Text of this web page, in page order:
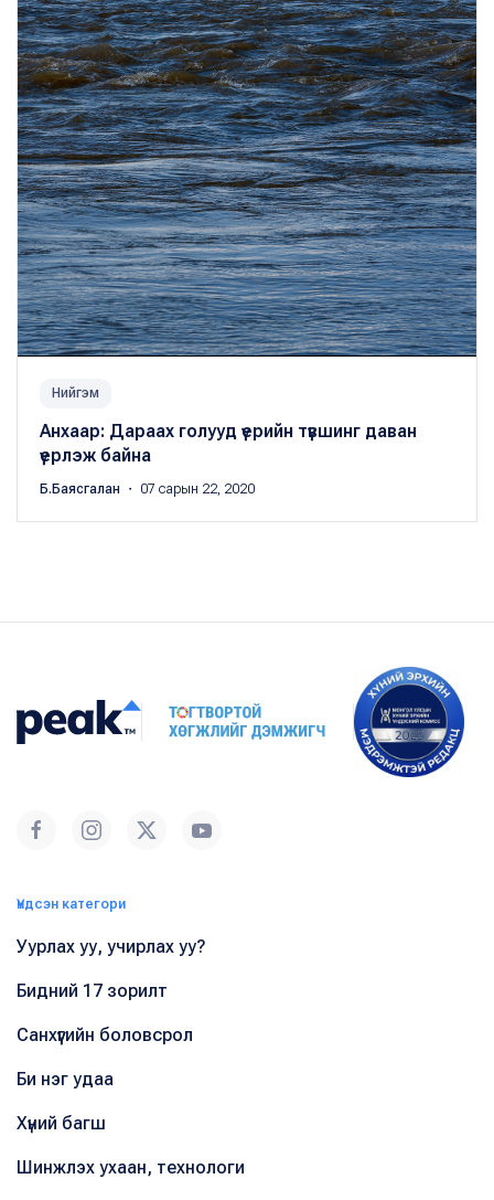
Нийгэм
Анхаар: Дараах голууд үерийн түвшинг даван
үерлэж байна
Б.Баясгалан ・ 07 сарын 22, 2020
Үндсэн категори
Уурлах уу, учирлах уу?
Бидний 17 зорилт
Санхүүгийн боловсрол
Би нэг удаа
Хүний багш
Шинжлэх ухаан, технологи